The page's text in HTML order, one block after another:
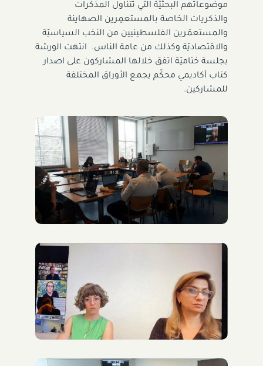
موضوعاتهم البحثيّة التي تتناول المذكرات
والذكريات الخاصة بالمستعمِرين الصهاينة
والمستعمَرين الفلسطينيين من النخب السياسيّة
والاقتصاديّة وكذلك من عامة الناس. انتهت الورشة
بجلسة ختاميّة اتفق خلالها المشاركون على اصدار
كتاب أكاديمي محكّم يجمع الأوراق المختلفة
للمشاركين.